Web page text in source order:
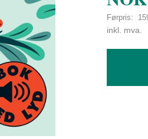
Førpris:
Rabatt
inkl. mva.